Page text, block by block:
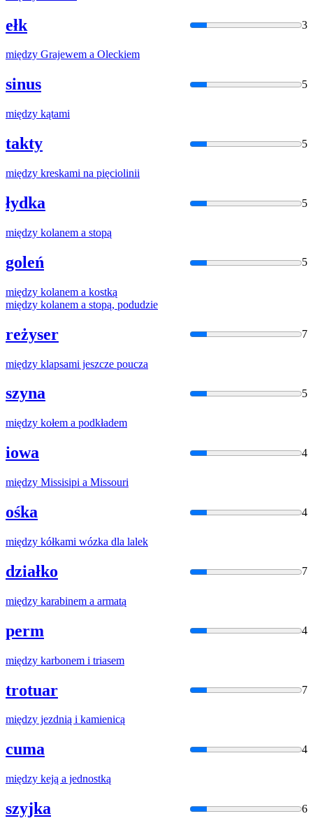
ełk 3
między Grajewem a Oleckiem
sinus 5
między kątami
takty 5
między kreskami na pięciolinii
łydka 5
między kolanem a stopą
goleń 5
między kolanem a kostką
między kolanem a stopą, podudzie
reżyser 7
między klapsami jeszcze poucza
szyna 5
między kołem a podkładem
iowa 4
między Missisipi a Missouri
ośka 4
między kółkami wózka dla lalek
działko 7
między karabinem a armatą
perm 4
między karbonem i triasem
trotuar 7
między jezdnią i kamienicą
cuma 4
między keją a jednostką
szyjka 6